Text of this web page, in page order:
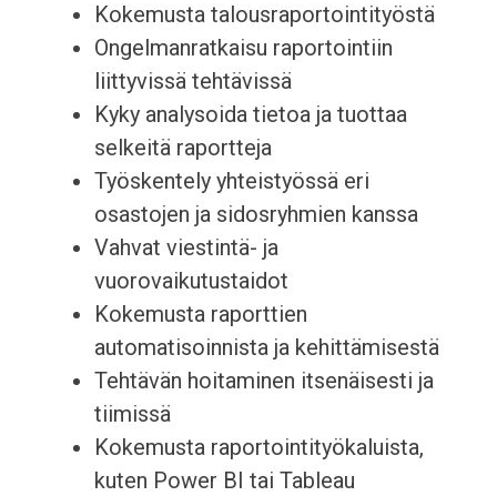
Kokemusta talousraportointityöstä
Ongelmanratkaisu raportointiin
liittyvissä tehtävissä
Kyky analysoida tietoa ja tuottaa
selkeitä raportteja
Työskentely yhteistyössä eri
osastojen ja sidosryhmien kanssa
Vahvat viestintä- ja
vuorovaikutustaidot
Kokemusta raporttien
automatisoinnista ja kehittämisestä
Tehtävän hoitaminen itsenäisesti ja
tiimissä
Kokemusta raportointityökaluista,
kuten Power BI tai Tableau